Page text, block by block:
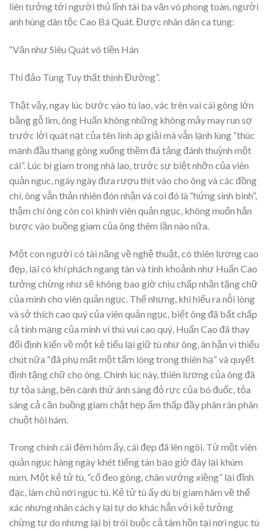
liên tưởng tới người thủ lĩnh tài ba văn vó phong toàn, người
anh hùng dân tộc Cao Bá Quát. Được nhân dân ca tụng:
“Văn như Siêu Quát vô tiền Hán
Thi đảo Tùng Tuy thất thịnh Đường”.
Thật vậy, ngay lúc bước vào tù lao, vác trên vai cái gông lớn
bằng gỗ lim, ông Huấn không những không mảy may run sợ
trước lời quát nạt của tên lính áp giải mà vẫn lạnh lùng “thúc
mạnh đầu thang gông xuống thềm đá tảng đánh thuỳnh một
cái”. Lúc bị giam trong nhà lao, trước sự biệt nhỡn của viên
quản nguc, ngày ngày đưa rượu thịt vào cho ông và các đồng
chí, ông vẫn thản nhiên đón nhận và coi đó là “hứng sinh bình”,
thậm chí ông còn coi khinh viên quản ngục, không muốn hắn
bược vào buồng giam của ông thêm lần nào nữa.
Một con người có tài năng về nghệ thuật, có thiên lương cao
đẹp, lại có khí phách ngang tàn và tính khoảnh như Huấn Cao
tưởng chừng như sẽ không bao giờ chịu chấp nhận tặng chữ
của mình cho viên quản ngục. Thế nhưng, khi hiểu ra nỗi lòng
và sở thích cao quý của viên quản ngục, biết ông đã bất chấp
cả tính mạng của mình vì thú vui cao quý, Huấn Cao đã thay
đổi định kiến về một kẻ tiểu lại giữ tù như ông, ân hận vì thiếu
chút nữa “đã phụ mất một tấm lòng trong thiên hạ” và quyết
định tặng chữ cho ông. Chính lúc này, thiên lương của ông đã
tự tỏa sáng, bên cạnh thứ ánh sáng đỏ rực của bó đuốc, tỏa
sáng cả căn buồng giam chật hẹp ẩm thấp đầy phân rán phân
chuột hôi hám.
Trong chính cái đêm hôm ấy, cái đẹp đã lên ngôi. Từ một viên
quản ngục hàng ngày khét tiếng tàn bạo giờ đây lại khúm
núm. Một kẻ tử tù, “cổ đeo gông, chân vướng xiềng” lại đĩnh
đạc, làm chủ nơi ngục tù. Kẻ tử tù ấy dù bị giam hãm về thể
xác nhưng nhân cách y lại tự do khác hẳn với kẻ tưởng
chừng tự do nhưng lại bị trói buộc cả tâm hồn tại nơi ngục tù